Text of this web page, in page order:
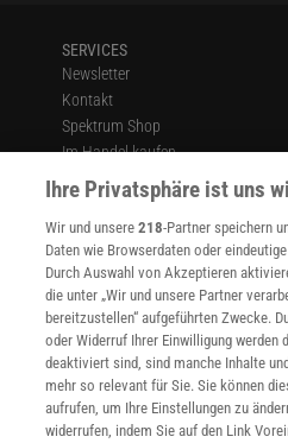
SERVICES
Newsletter
Kontakt
Spektrum Shop
Im Handel kaufen
Presse
Verträge kündigen
Widerruf
INFO
Mediadaten
Datenschutz
Nutzungsbedingungen
Cookie-Einstellungen
Utiq verwalten
Nutzungsbasierte Onlinewerbung
Ihre Privatsphäre ist uns
Wir und unsere218-Partner speichern
Daten wie Browserdaten oder
Durch Auswahl von Akzeptieren
die unter „Wir und unsere Partner
bereitzustellen“ aufgeführten Zwecke.
oder Widerruf Ihrer Einwilligung werden
deaktiviert sind, sind manche Inhalte
mehr so relevant für Sie. Sie können
aufrufen, um Ihre Einstellungen zu
widerrufen, indem Sie auf den Link